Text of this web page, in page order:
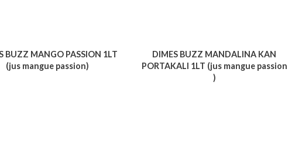
BUZZ MANGO PASSION 1LT
(jus mangue passion)
DIMES BUZZ MANDALINA KAN
PORTAKALI 1LT (jus mangue passion
)